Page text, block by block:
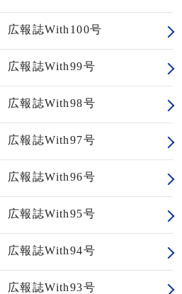
広報誌With100号
広報誌With99号
広報誌With98号
広報誌With97号
広報誌With96号
広報誌With95号
広報誌With94号
広報誌With93号